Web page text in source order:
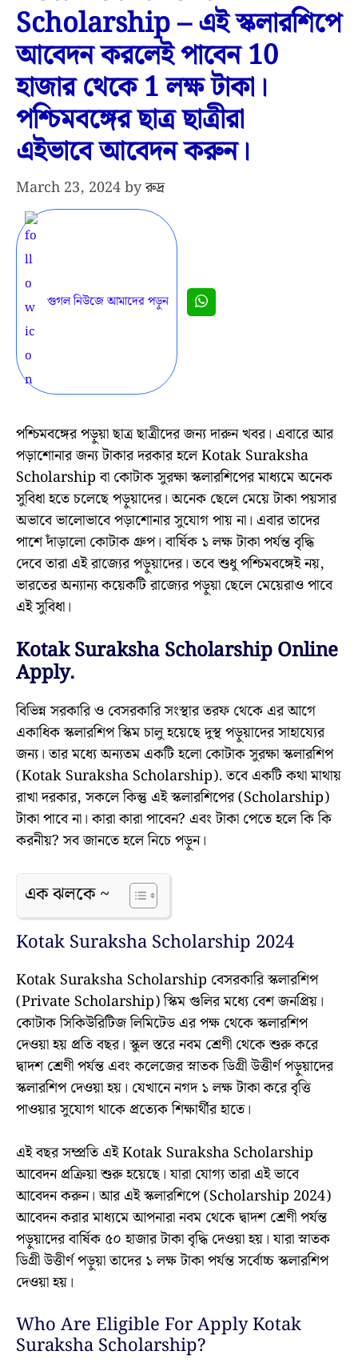
Scholarship – এই স্কলারশিপে
আবেদন করলেই পাবেন 10
হাজার থেকে 1 লক্ষ টাকা।
পশ্চিমবঙ্গের ছাত্র ছাত্রীরা
এইভাবে আবেদন করুন।
March 23, 2024byরুদ্র
গুগল নিউজে আমাদের পড়ুন
পশ্চিমবঙ্গের পড়ুয়া ছাত্র ছাত্রীদের জন্য দারুন খবর। এবারে আর
পড়াশোনার জন্য টাকার দরকার হলে Kotak Suraksha
Scholarship বা কোটাক সুরক্ষা স্কলারশিপের মাধ্যমে অনেক
সুবিধা হতে চলেছে পড়ুয়াদের। অনেক ছেলে মেয়ে টাকা পয়সার
অভাবে ভালোভাবে পড়াশোনার সুযোগ পায় না। এবার তাদের
পাশে দাঁড়ালো কোটাক গ্রুপ। বার্ষিক ১ লক্ষ টাকা পর্যন্ত বৃদ্ধি
দেবে তারা এই রাজ্যের পড়ুয়াদের। তবে শুধু পশ্চিমবঙ্গেই নয়,
ভারতের অন্যান্য কয়েকটি রাজ্যের পড়ুয়া ছেলে মেয়েরাও পাবে
এই সুবিধা।
Kotak Suraksha Scholarship Online
Apply.
বিভিন্ন সরকারি ও বেসরকারি সংস্থার তরফ থেকে এর আগে
একাধিক স্কলারশিপ স্কিম চালু হয়েছে দুস্থ পড়ুয়াদের সাহায্যের
জন্য। তার মধ্যে অন্যতম একটি হলো কোটাক সুরক্ষা স্কলারশিপ
(Kotak Suraksha Scholarship). তবে একটি কথা মাথায়
রাখা দরকার, সকলে কিন্তু এই স্কলারশিপের (Scholarship)
টাকা পাবে না। কারা কারা পাবেন? এবং টাকা পেতে হলে কি কি
করনীয়? সব জানতে হলে নিচে পড়ুন।
এক ঝলকে ~
Kotak Suraksha Scholarship 2024
Kotak Suraksha Scholarship বেসরকারি স্কলারশিপ
(Private Scholarship) স্কিম গুলির মধ্যে বেশ জনপ্রিয়।
কোটাক সিকিউরিটিজ লিমিটেড এর পক্ষ থেকে স্কলারশিপ
দেওয়া হয় প্রতি বছর। স্কুল স্তরে নবম শ্রেণী থেকে শুরু করে
দ্বাদশ শ্রেণী পর্যন্ত এবং কলেজের স্নাতক ডিগ্রী উত্তীর্ণ পড়ুয়াদের
স্কলারশিপ দেওয়া হয়। যেখানে নগদ ১ লক্ষ টাকা করে বৃত্তি
পাওয়ার সুযোগ থাকে প্রত্যেক শিক্ষার্থীর হাতে।
এই বছর সম্প্রতি এই Kotak Suraksha Scholarship
আবেদন প্রক্রিয়া শুরু হয়েছে। যারা যোগ্য তারা এই ভাবে
আবেদন করুন। আর এই স্কলারশিপে (Scholarship 2024)
আবেদন করার মাধ্যমে আপনারা নবম থেকে দ্বাদশ শ্রেণী পর্যন্ত
পড়ুয়াদের বার্ষিক ৫০ হাজার টাকা বৃদ্ধি দেওয়া হয়। যারা স্নাতক
ডিগ্রী উত্তীর্ণ পড়ুয়া তাদের ১ লক্ষ টাকা পর্যন্ত সর্বোচ্চ স্কলারশিপ
দেওয়া হয়।
Who Are Eligible For Apply Kotak
Suraksha Scholarship?